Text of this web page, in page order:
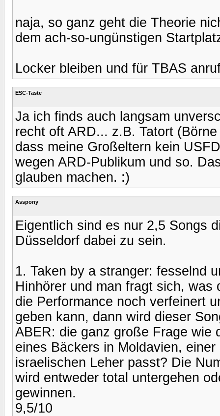
naja, so ganz geht die Theorie
dem ach-so-ungünstigen
Locker bleiben und für TBAS
ESC-Taste
Ja ich finds auch langsam
recht oft ARD... z.B. Tatort
dass meine Großeltern kein
wegen ARD-Publikum und so.
glauben machen. :)
Asspony
Eigentlich sind es nur 2,5 Songs
Düsseldorf dabei zu sein.
1. Taken by a stranger: fesselnd
Hinhörer und man fragt sich, was
die Performance noch verfeinert
geben kann, dann wird dieser
ABER: die ganz große Frage wie
eines Bäckers in Moldavien,
israelischen Leher passt? Die
wird entweder total untergehen
gewinnen.
9,5/10